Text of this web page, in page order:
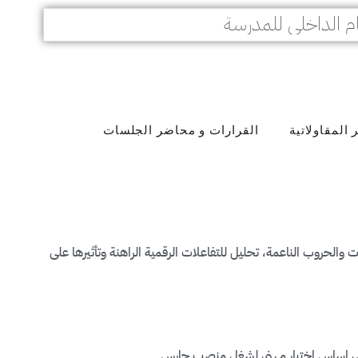
الداخلي للمدرسة
القرارات و محاضر الجلسات
والحروب الناعمة، تحليل للتفاعلات الرقمية الراهنة وتأثيرها على